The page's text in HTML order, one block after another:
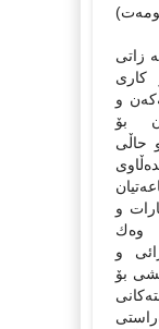
زاتی
كاری
و
بۆ
حاڵی
و
وەك
و
بۆ